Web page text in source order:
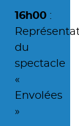
16h00 :
du
spectacle
«
Envolées
»